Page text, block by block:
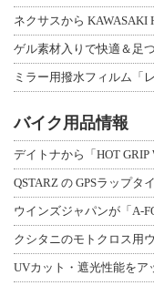
ネクサスから KAWASAKI
バイク用品情報
デイトナから「HOT
QSTARZ の GPSラップタ
ウインズジャパンが「A-